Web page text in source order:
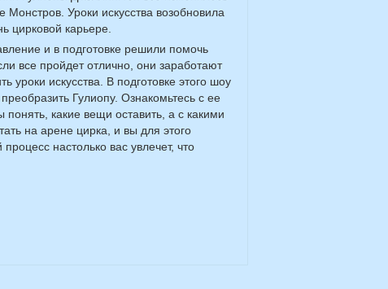
Монстров. Уроки искусства возобновила
цирковой карьере.
и в подготовке решили помочь
все пройдет отлично, они заработают
уроки искусства. В подготовке этого шоу
Гулиопу. Ознакомьтесь с ее
какие вещи оставить, а с какими
на арене цирка, и вы для этого
настолько вас увлечет, что